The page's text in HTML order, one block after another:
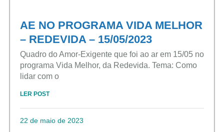
AE NO PROGRAMA VIDA MELHOR
– REDEVIDA – 15/05/2023
Quadro do Amor-Exigente que foi ao ar em 15/05 no
programa Vida Melhor, da Redevida. Tema: Como
lidar com o
LER POST
22 de maio de 2023